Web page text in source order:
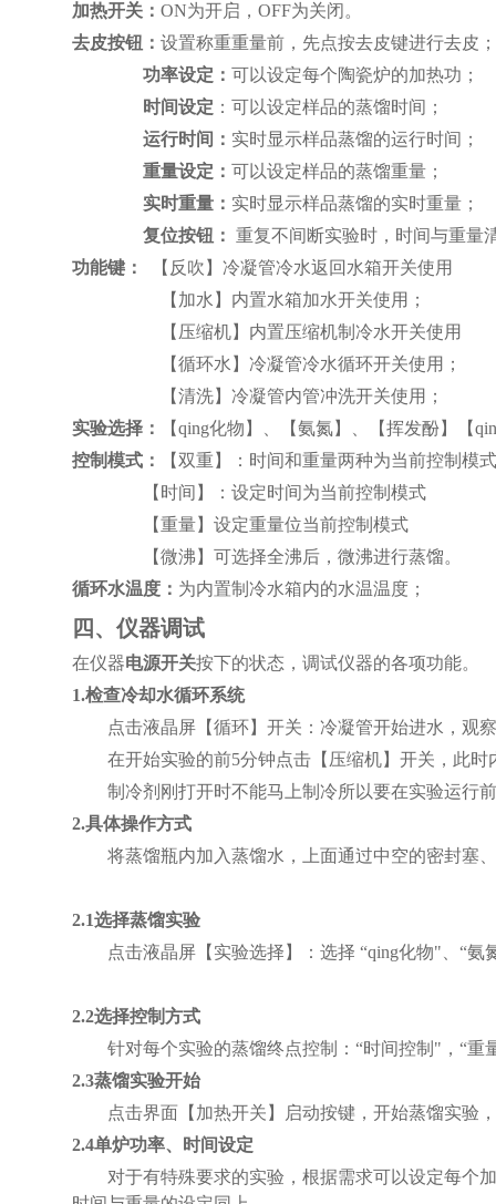
加热开关 ： ON为开启，OFF为关闭。
去皮按钮 ： 设置称重重量前，先点按去皮键进行去皮 ；
功率设定 ： 可以设定每个陶瓷炉的加热功；
时间设定 ：可以设定样品的蒸馏时间；
运行时间： 实时显示样品蒸馏的运行时间；
重量设定： 可以设定样品的蒸馏重量；
实时重量： 实时显示样品蒸馏的实时重量；
复位按钮： 重复不间断实验时，时间与重量
功能键：
【反吹】冷凝管冷水返回水箱开关使用
【加水】内置水箱加水开关使用；
【 压缩机】内置压缩机制冷水开关使用
【循环水 】冷凝管冷水循环开关使用；
【清洗】冷凝管内管冲洗开关使用；
实验选择：
【qing化物】、【氨氮】、【挥发酚】【
控制模式：
【双重 】
：时间和重量两种为当前控制模式
【 时间 】
：设定时间为当前控制模式
【重量】 设定重量位当前控制模式
【微沸 】 可选择全沸后，微沸进行蒸馏。
循环水温度 ： 为内置制冷水箱内的水温温度；
四、仪器调试
在仪器电源开关按下的状态，调试仪器的各项功能。
1.检查冷却水循环系统
点击液晶屏【循环】开关：冷凝管开始进水，观
在开始实验的前5分钟点击【 压缩机】开关，此时
制冷剂刚打开时不能马上制冷所以要在实验运行
2.具体操作方式
将蒸馏瓶内加入蒸馏水，上面通过中空的密封塞、
2.1选择蒸馏实验
点击液晶屏【实验选择】：选择 “qing化物"、“氨
2.2选择控制方式
针对每个实验的蒸馏终点控制： “时间控制"， “重
2.3蒸馏实验开始
点击界面【 加热开关 】启动按键，开始蒸馏实验
2.4单炉功率、时间设定
对于有特殊要求的实验，根据需求可以设定每个